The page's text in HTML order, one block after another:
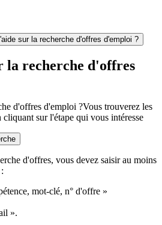
sur la recherche d'offres d'emploi ?
la recherche d'offres
d'offres d'emploi ?Vous trouverez les
sur l'étape qui vous intéresse
d'offres, vous devez saisir au moins
mot-clé, n° d'offre »
».